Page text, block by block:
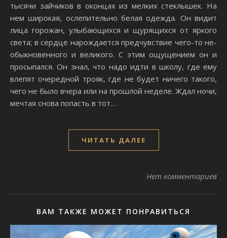
тысячи зайчиков в оконцах из мел­ких стеклышек. На
нем широкая, ос­лепительно белая одежда. Он видит
лица горожан, улыбающихся и щуря­щихся от яркого
света; в сердце на­рождается предчувствие чего-то не­
обыкновенного и великого. С этим ощущением он и
просы­пался. Он знал, что надо идти в школу, где ему
влепят очередной трояк, где не будет ничего такого,
чего не было вчера или на прошлой неделе. Ждал ночи,
мечтая снова попасть в тот…
ЧИТАТЬ ДАЛЕЕ
Нет комментариев
ВАМ ТАКЖЕ МОЖЕТ ПОНРАВИТЬСЯ